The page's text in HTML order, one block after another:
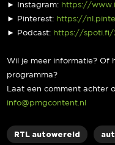
► Instagram: https://
► Pinterest: https://
► Podcast: https://spoti.fi/
Wil je meer informatie? Of
programma?
Laat een comment achter
info@pmgcontent.nl
RTL autowereld